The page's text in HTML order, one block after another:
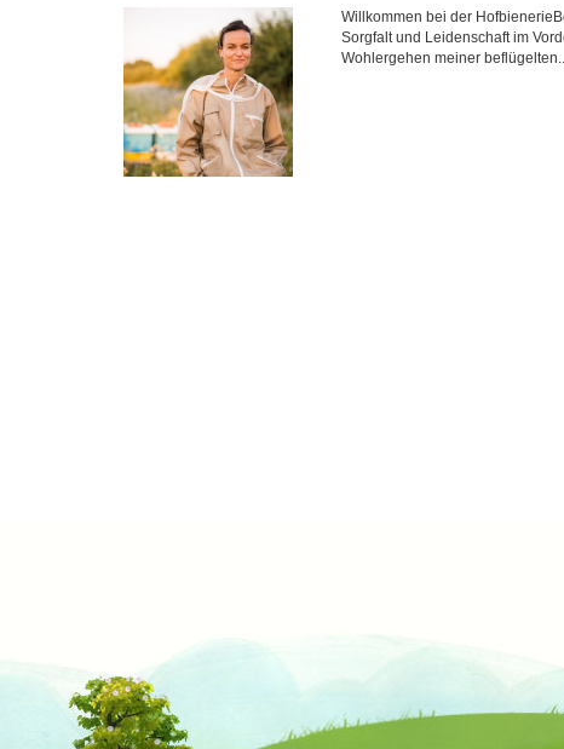
Willkommen bei der
Sorgfalt und Leidenschaft im
Wohlergehen meiner